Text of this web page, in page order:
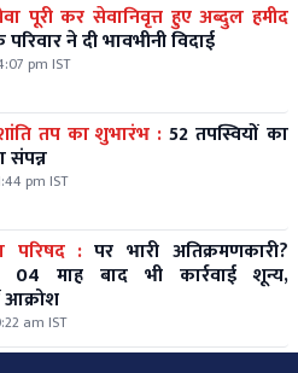
पूरी कर सेवानिवृत्त हुए अब्दुल हमीद
परिवार ने दी भावभीनी विदाई
pm IST
तप का शुभारंभ : 52 तपस्वियों का
संपन्न
pm IST
नगर पालिका परिषद : पर भारी अतिक्रमणकारी?
माह बाद भी कार्रवाई शून्य,
आक्रोश
am IST